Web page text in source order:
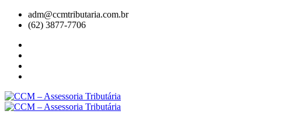
adm@ccmtributaria.com.br
(62) 3877-7706